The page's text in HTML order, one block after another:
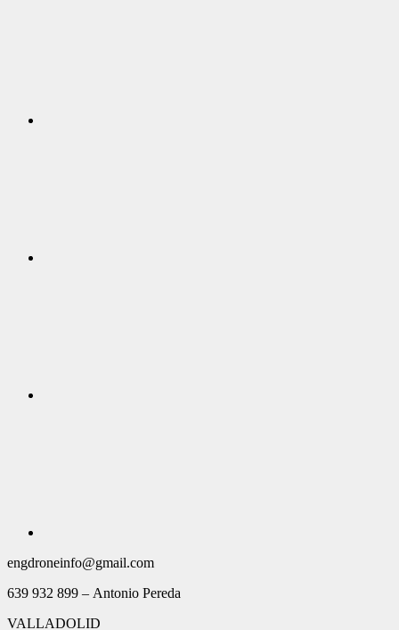
engdroneinfo@gmail.com
639 932 899 – Antonio Pereda
VALLADOLID